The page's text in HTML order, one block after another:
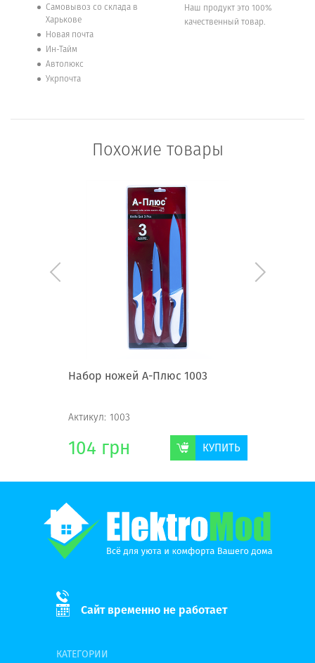
Самовывоз со склада в
Харькове
Новая почта
Ин-Тайм
Автолюкс
Укрпочта
Наш продукт это 100%
качественный товар.
Похожие товары
Набор ножей А-Плюс 1003
Актикул: 1003
104 грн КУПИТЬ
Сайт временно не работает
КАТЕГОРИИ